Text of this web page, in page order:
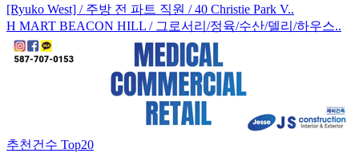
[Ryuko West] / 주방 전 파트 직원 / 40 Christie Park V..
H MART BEACON HILL / 그로서리/정육/수산/델리/하우스..
추천건수 Top20